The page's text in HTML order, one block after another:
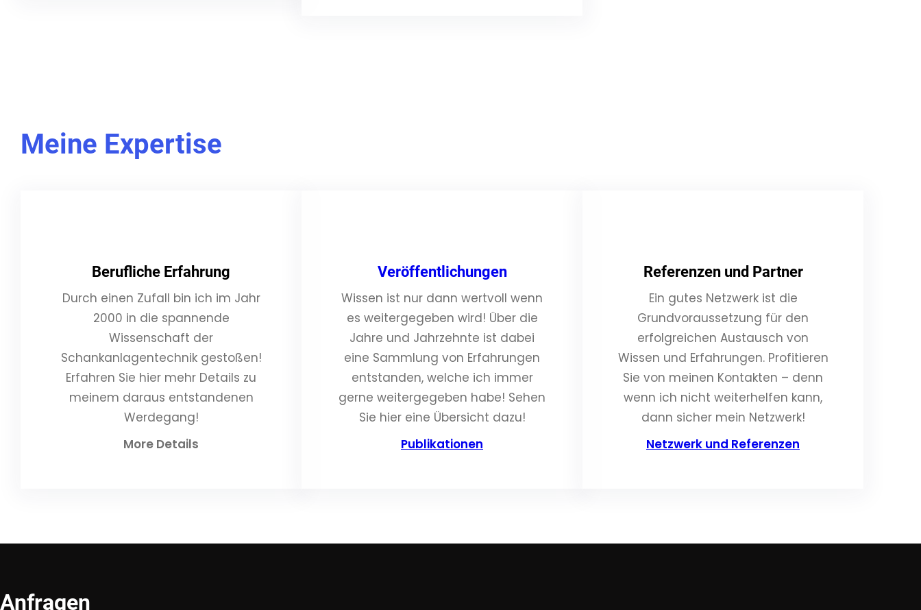
Meine Expertise
Berufliche Erfahrung
Durch einen Zufall bin ich im Jahr
2000 in die spannende
Wissenschaft der
Schankanlagentechnik gestoßen!
Erfahren Sie hier mehr Details zu
meinem daraus entstandenen
Werdegang!
More Details
Veröffentlichungen
Wissen ist nur dann wertvoll wenn
es weitergegeben wird! Über die
Jahre und Jahrzehnte ist dabei
eine Sammlung von Erfahrungen
entstanden, welche ich immer
gerne weitergegeben habe! Sehen
Sie hier eine Übersicht dazu!
Publikationen
Referenzen und Partner
Ein gutes Netzwerk ist die
Grundvoraussetzung für den
erfolgreichen Austausch von
Wissen und Erfahrungen. Profitieren
Sie von meinen Kontakten – denn
wenn ich nicht weiterhelfen kann,
dann sicher mein Netzwerk!
Netzwerk und Referenzen
Anfragen